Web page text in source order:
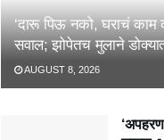
‘दारू पिऊ नको, घराचं काम
सवाल; झोपेतच मुलाने
AUGUST 8, 2026